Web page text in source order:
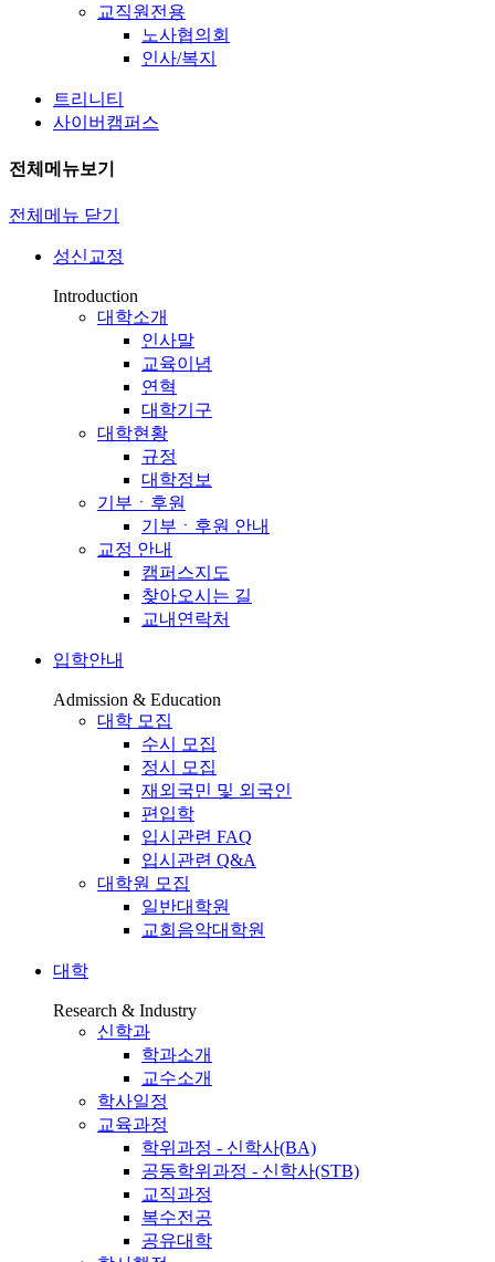
교직원전용
노사협의회
인사/복지
트리니티
사이버캠퍼스
전체메뉴보기
전체메뉴 닫기
성신교정
Introduction
대학소개
인사말
교육이념
연혁
대학기구
대학현황
규정
대학정보
기부ㆍ후원
기부ㆍ후원 안내
교정 안내
캠퍼스지도
찾아오시는 길
교내연락처
입학안내
Admission & Education
대학 모집
수시 모집
정시 모집
재외국민 및 외국인
편입학
입시관련 FAQ
입시관련 Q&A
대학원 모집
일반대학원
교회음악대학원
대학
Research & Industry
신학과
학과소개
교수소개
학사일정
교육과정
학위과정 - 신학사(BA)
공동학위과정 - 신학사(STB)
교직과정
복수전공
공유대학